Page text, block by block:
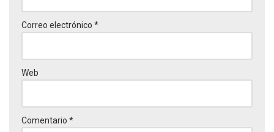
Correo electrónico *
Web
Comentario *